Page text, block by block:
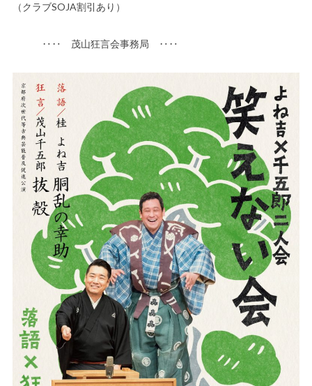
（クラブSOJA割引あり）
‥‥ 茂山狂言会事務局 ‥‥